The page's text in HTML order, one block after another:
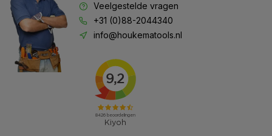
Veelgestelde vragen
+31 (0)88-2044340
info@houkematools.nl